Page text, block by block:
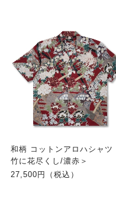
和柄 コットンアロハシャツ
竹に花尽くし/濃赤＞
27,500円（税込）